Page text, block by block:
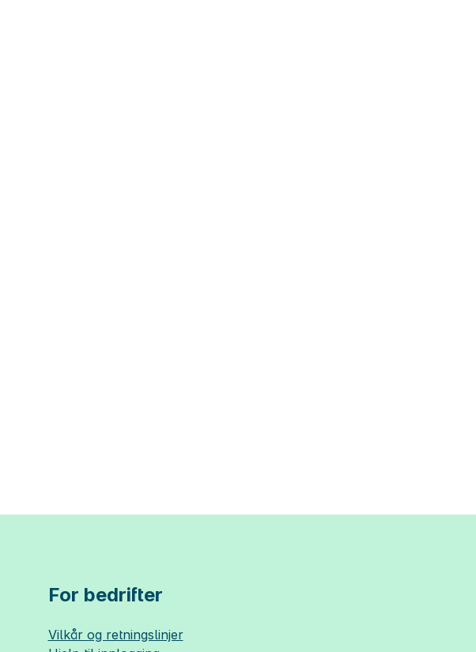
For bedrifter
Vilkår og retningslinjer